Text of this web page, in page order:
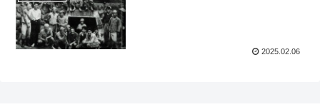
2025.02.06